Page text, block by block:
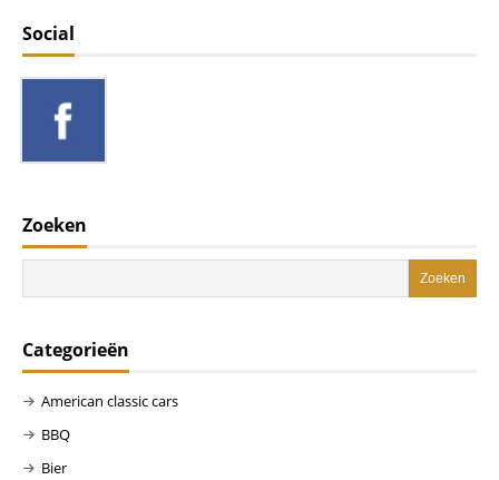
Social
Zoeken
Categorieën
American classic cars
BBQ
Bier